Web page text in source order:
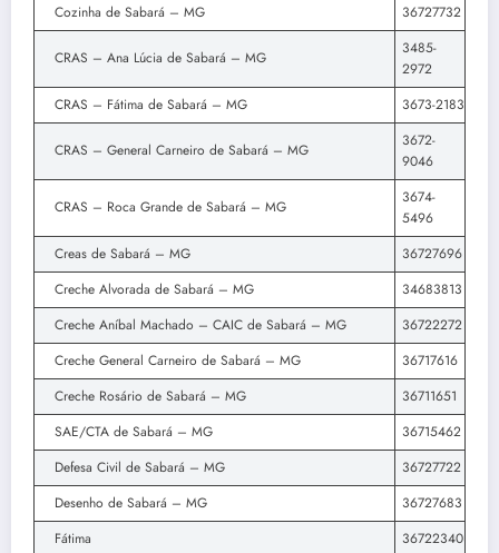
Cozinha de Sabará – MG
36727732
CRAS – Ana Lúcia de Sabará – MG
3485-
2972
CRAS – Fátima de Sabará – MG
3673-2183
CRAS – General Carneiro de Sabará – MG
3672-
9046
CRAS – Roca Grande de Sabará – MG
3674-
5496
Creas de Sabará – MG
36727696
Creche Alvorada de Sabará – MG
34683813
Creche Aníbal Machado – CAIC de Sabará – MG
36722272
Creche General Carneiro de Sabará – MG
36717616
Creche Rosário de Sabará – MG
36711651
SAE/CTA de Sabará – MG
36715462
Defesa Civil de Sabará – MG
36727722
Desenho de Sabará – MG
36727683
Fátima
36722340